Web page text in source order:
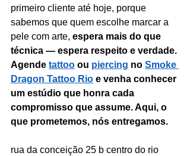
primeiro cliente até hoje, porque
sabemos que quem escolhe marcar a
pele com arte, espera mais do que
técnica — espera respeito e verdade.
Agende tattoo ou piercing no Smoke
Dragon Tattoo Rio e venha conhecer
um estúdio que honra cada
compromisso que assume. Aqui, o
que prometemos, nós entregamos.
rua da conceição 25 b centro do rio